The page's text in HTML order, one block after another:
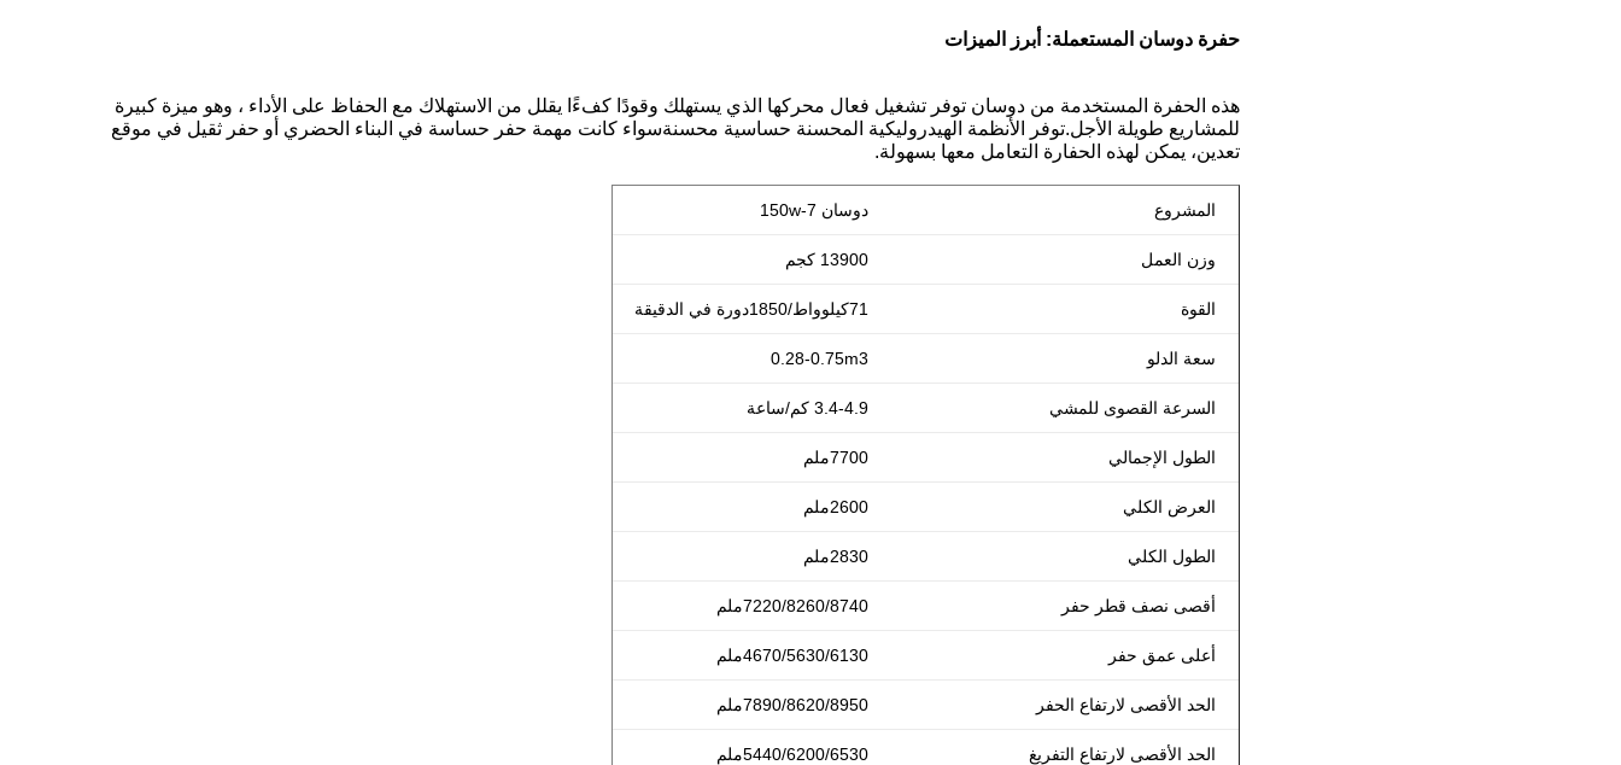
حفرة دوسان المستعملة: أبرز الميزات
هذه الحفرة المستخدمة من دوسان توفر تشغيل فعال محركها الذي يستهلك وقودًا كفءًا يقلل من الاستهلاك مع الحفاظ على الأداء ، وهو ميزة كبيرة
للمشاريع طويلة الأجل.توفر الأنظمة الهيدروليكية المحسنة حساسية محسنةسواء كانت مهمة حفر حساسة في البناء الحضري أو حفر ثقيل في موقع
تعدين، يمكن لهذه الحفارة التعامل معها بسهولة.
المشروع دوسان 150w-7
وزن العمل 13900 كجم
القوة 71كيلوواط/1850دورة في الدقيقة
سعة الدلو 0.28-0.75m3
السرعة القصوى للمشي 3.4-4.9 كم/ساعة
الطول الإجمالي 7700ملم
العرض الكلي 2600ملم
الطول الكلي 2830ملم
أقصى نصف قطر حفر 7220/8260/8740ملم
أعلى عمق حفر 4670/5630/6130ملم
الحد الأقصى لارتفاع الحفر 7890/8620/8950ملم
الحد الأقصى لارتفاع التفريغ 5440/6200/6530ملم